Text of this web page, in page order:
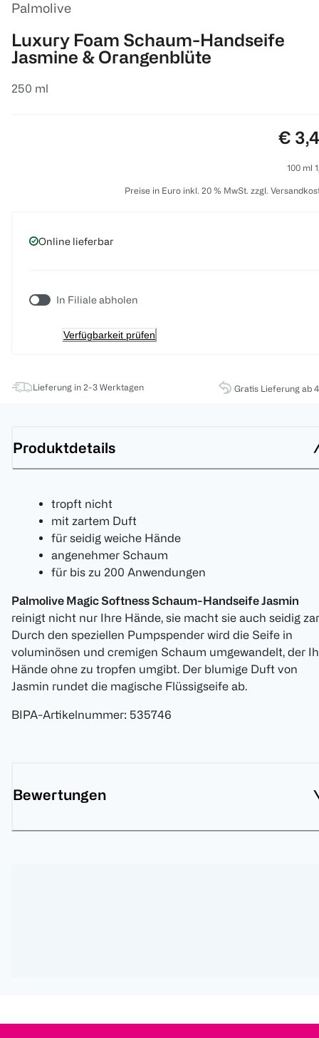
Palmolive
Luxury Foam Schaum-Handseife
Jasmine & Orangenblüte
250 ml
€
100 ml
Preise in Euro inkl. 20 % MwSt. zzgl.
Online lieferbar
In Filiale abholen
Verfügbarkeit prüfen
Lieferung in 2-3 Werktagen Gratis Lieferung ab
Produktdetails
tropft nicht
mit zartem Duft
für seidig weiche Hände
angenehmer Schaum
für bis zu 200 Anwendungen
Palmolive Magic Softness Schaum-Handseife Jasmin
reinigt nicht nur Ihre Hände, sie macht sie auch seidig
Durch den speziellen Pumpspender wird die Seife in
voluminösen und cremigen Schaum umgewandelt, der
Hände ohne zu tropfen umgibt. Der blumige Duft von
Jasmin rundet die magische Flüssigseife ab.
BIPA-Artikelnummer: 535746
Bewertungen